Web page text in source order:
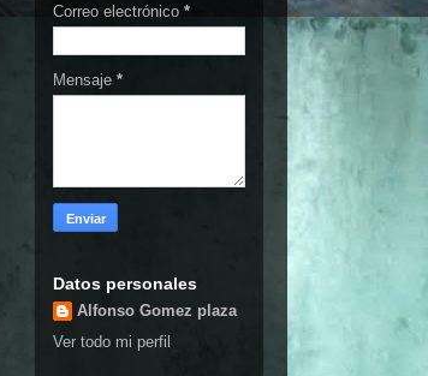
Correo electrónico *
Mensaje *
Datos personales
Alfonso Gomez plaza
Ver todo mi perfil